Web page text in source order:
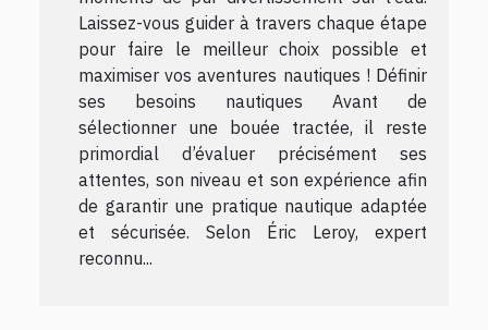
Laissez-vous guider à travers chaque étape
pour faire le meilleur choix possible et
maximiser vos aventures nautiques ! Définir
ses besoins nautiques Avant de
sélectionner une bouée tractée, il reste
primordial d’évaluer précisément ses
attentes, son niveau et son expérience afin
de garantir une pratique nautique adaptée
et sécurisée. Selon Éric Leroy, expert
reconnu...